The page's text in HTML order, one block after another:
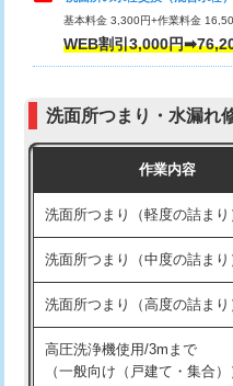
マス交換（深さ50㎝以上）
モルタル補修（厚さ10㎝まで
モルタル補修（厚さ10㎝超え
洗面台設置
バスタブ設置
追加人工
交換・取付(混合水栓（壁付
式・ワンホール）)
（P/S/ポップアップ））
交換・取付（その他部品）
持込商品取付（単水栓）
持込商品取付（混合水栓）
持込商品取付（浄水器・分
給水管工事※（ホール加工)
給水管工事※（バンド止め)
基本料金 3,300円+作業料金
WEB割引3,000円
洗面所つまり・水漏れ
作業内容
洗面所つまり（軽度の詰まり
洗面所つまり（中度の詰まり
洗面所つまり（高度の詰まり
高圧洗浄機使用/3mまで
（一般向け（戸建て・集合）